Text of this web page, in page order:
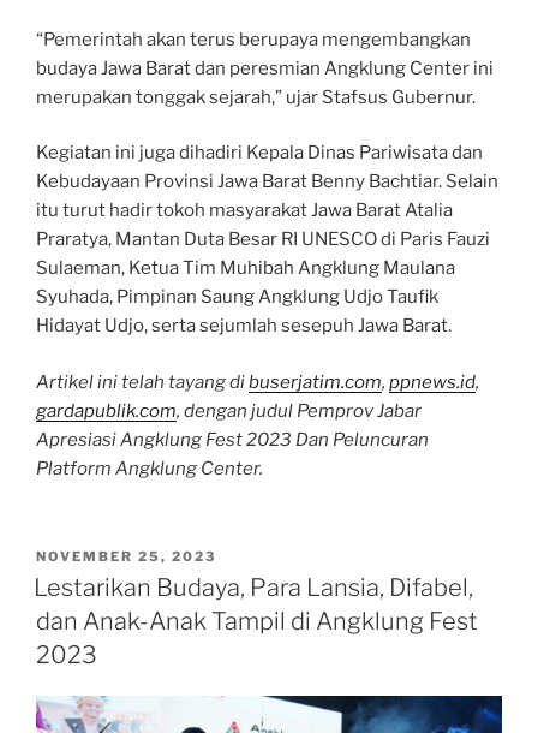
“Pemerintah akan terus berupaya mengembangkan
budaya Jawa Barat dan peresmian Angklung Center ini
merupakan tonggak sejarah,” ujar Stafsus Gubernur.
Kegiatan ini juga dihadiri Kepala Dinas Pariwisata dan
Kebudayaan Provinsi Jawa Barat Benny Bachtiar. Selain
itu turut hadir tokoh masyarakat Jawa Barat Atalia
Praratya, Mantan Duta Besar RI UNESCO di Paris Fauzi
Sulaeman, Ketua Tim Muhibah Angklung Maulana
Syuhada, Pimpinan Saung Angklung Udjo Taufik
Hidayat Udjo, serta sejumlah sesepuh Jawa Barat.
Artikel ini telah tayang dibuserjatim.com, ppnews.id,
gardapublik.com, dengan judul Pemprov Jabar
Apresiasi Angklung Fest 2023 Dan Peluncuran
Platform Angklung Center.
POSTED
ON
NOVEMBER 25, 2023
Lestarikan Budaya, Para Lansia, Difabel,
dan Anak-Anak Tampil di Angklung Fest
2023